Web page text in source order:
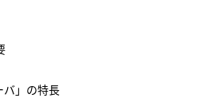
バ」の特長